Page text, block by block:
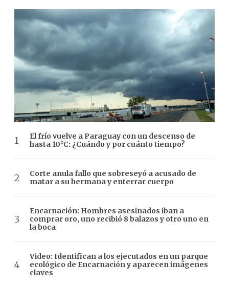
El frío vuelve a Paraguay con un descenso de
hasta 10°C: ¿Cuándo y por cuánto tiempo?
Corte anula fallo que sobreseyó a acusado de
matar a su hermana y enterrar cuerpo
Encarnación: Hombres asesinados iban a
comprar oro, uno recibió 8 balazos y otro uno en
la boca
Video: Identifican a los ejecutados en un parque
ecológico de Encarnación y aparecen imágenes
claves